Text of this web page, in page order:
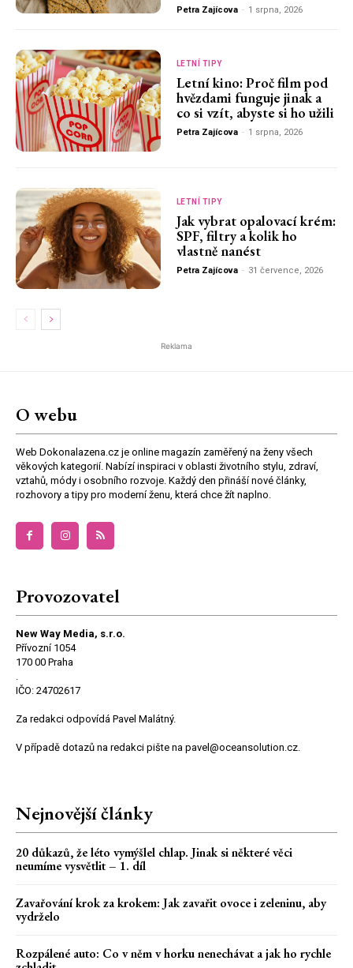
Petra Zajícova - 1 srpna, 2026
LETNÍ TIPY
Letní kino: Proč film pod
hvězdami funguje jinak a
co si vzít, abyste si ho užili
Petra Zajícova - 1 srpna, 2026
LETNÍ TIPY
Jak vybrat opalovací krém:
SPF, filtry a kolik ho
vlastně nanést
Petra Zajícova - 31 července, 2026
Reklama
O webu
Web Dokonalazena.cz je online magazín zaměřený na ženy všech
věkových kategorií. Nabízí inspiraci v oblasti životního stylu, zdraví,
vztahů, módy i osobního rozvoje. Každý den přináší nové články,
rozhovory a tipy pro moderní ženu, která chce žít naplno.
Provozovatel
New Way Media, s.r.o.
Přívozní 1054
170 00 Praha
.
IČO: 24702617
Za redakci odpovídá Pavel Malátný.
V případě dotazů na redakci pište na pavel@oceansolution.cz.
Nejnovější články
20 důkazů, že léto vymýšlel chlap. Jinak si některé věci
neumíme vysvětlit – 1. díl
Zavařování krok za krokem: Jak zavařit ovoce i zeleninu, aby
vydrželo
Rozpálené auto: Co v něm v horku nenechávat a jak ho rychle